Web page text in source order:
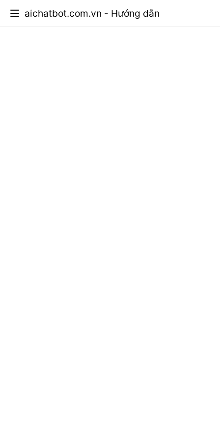
aichatbot.com.vn - Hướng dẫn